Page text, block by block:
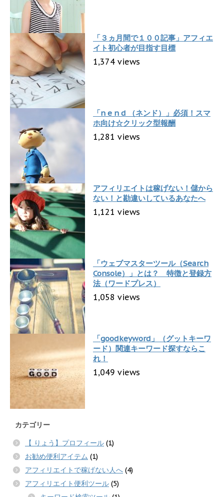
「３ヵ月間で１００記事」アフィエ
イト初心者が目指す目標
1,374 views
「n e n d （ネンド）」必須！スマ
ホ向け☆クリック型報酬
1,281 views
アフィリエイトは稼げない！儲から
ない！と勘違いしているあなたへ
1,121 views
「ウェブマスターツール（Search
Console）」とは？ 特徴と登録方
法（ワードプレス）
1,058 views
「goodkeyword」（グットキーワ
ード）関連キーワード探すならこ
れ！
1,049 views
カテゴリー
【 りょう】プロフィール (1)
お勧め便利アイテム (1)
アフィリエイトで稼げない人へ (4)
アフィリエイト便利ツール (5)